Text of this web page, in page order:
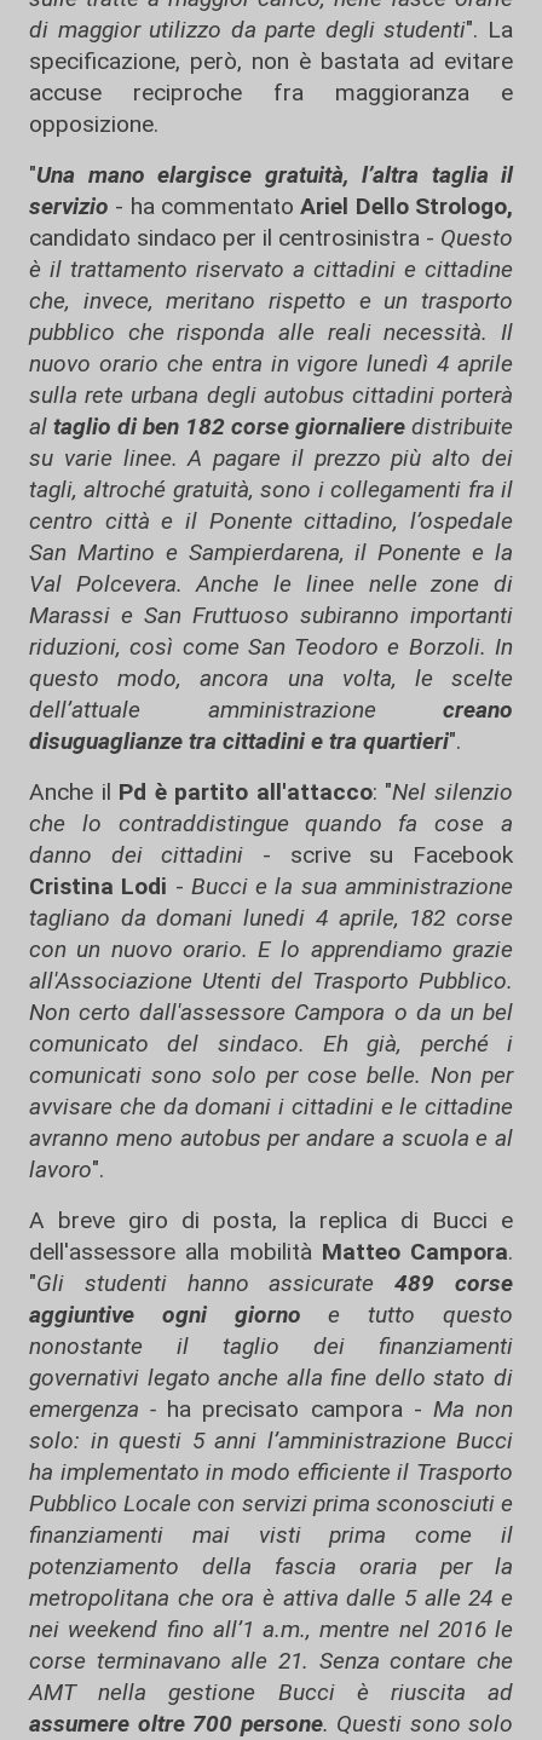
di maggior utilizzo da parte degli studenti". La
specificazione, però, non è bastata ad evitare
accuse reciproche fra maggioranza e
opposizione.
"Una mano elargisce gratuità, l’altra taglia il
servizio - ha commentatoAriel Dello Strologo,
candidato sindaco per il centrosinistra - Questo
è il trattamento riservato a cittadini e cittadine
che, invece, meritano rispetto e un trasporto
pubblico che risponda alle reali necessità. Il
nuovo orario che entra in vigore lunedì 4 aprile
sulla rete urbana degli autobus cittadini porterà
al taglio di ben 182 corse giornaliere distribuite
su varie linee. A pagare il prezzo più alto dei
tagli, altroché gratuità, sono i collegamenti fra il
centro città e il Ponente cittadino, l’ospedale
San Martino e Sampierdarena, il Ponente e la
Val Polcevera. Anche le linee nelle zone di
Marassi e San Fruttuoso subiranno importanti
riduzioni, così come San Teodoro e Borzoli. In
questo modo, ancora una volta, le scelte
dell’attuale amministrazione creano
disuguaglianze tra cittadini e tra quartieri".
Anche il Pd è partito all'attacco: "Nel silenzio
che lo contraddistingue quando fa cose a
danno dei cittadini - scrive su Facebook
Cristina Lodi - Bucci e la sua amministrazione
tagliano da domani lunedi 4 aprile, 182 corse
con un nuovo orario. E lo apprendiamo grazie
all'Associazione Utenti del Trasporto Pubblico.
Non certo dall'assessore Campora o da un bel
comunicato del sindaco. Eh già, perché i
comunicati sono solo per cose belle. Non per
avvisare che da domani i cittadini e le cittadine
avranno meno autobus per andare a scuola e al
lavoro".
A breve giro di posta, la replica di Bucci e
dell'assessore alla mobilità Matteo Campora.
"Gli studenti hanno assicurate489 corse
aggiuntive ogni giorno e tutto questo
nonostante il taglio dei finanziamenti
governativi legato anche alla fine dello stato di
emergenza - ha precisato campora - Ma non
solo: in questi 5 anni l’amministrazione Bucci
ha implementato in modo efficiente il Trasporto
Pubblico Locale con servizi prima sconosciuti e
finanziamenti mai visti prima come il
potenziamento della fascia oraria per la
metropolitana che ora è attiva dalle 5 alle 24 e
nei weekend fino all’1 a.m., mentre nel 2016 le
corse terminavano alle 21. Senza contare che
AMT nella gestione Bucci è riuscita ad
assumere oltre 700 persone. Questi sono solo